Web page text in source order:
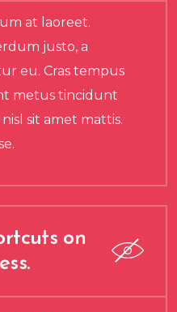
at laoreet.
justo, a
eu. Cras tempus
metus tincidunt
sit amet mattis.
on